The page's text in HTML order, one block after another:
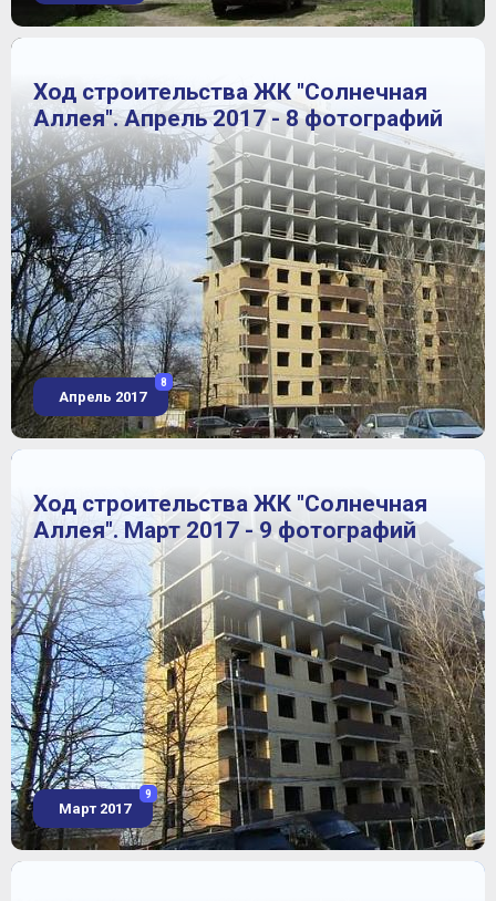
Ход строительства ЖК "Солнечная
Аллея". Апрель 2017 - 8 фотографий
Апрель 2017
8
Ход строительства ЖК "Солнечная
Аллея". Март 2017 - 9 фотографий
Март 2017
9